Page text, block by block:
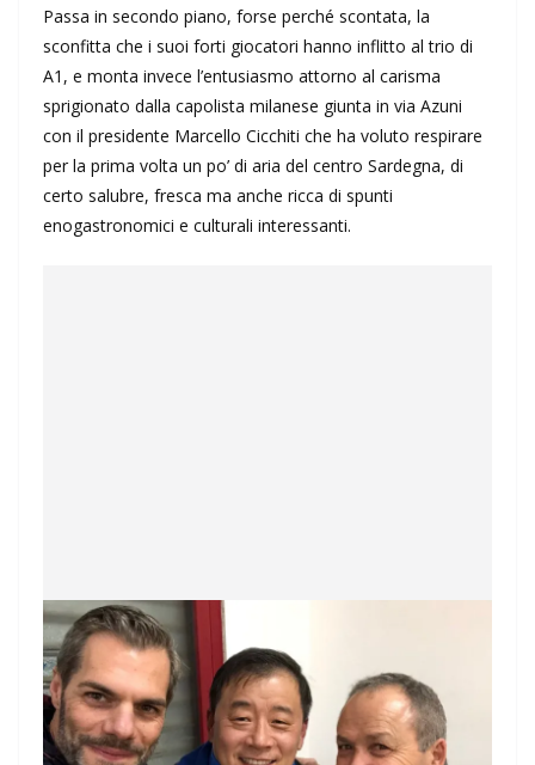
Passa in secondo piano, forse perché scontata, la
sconfitta che i suoi forti giocatori hanno inflitto al trio di
A1, e monta invece l’entusiasmo attorno al carisma
sprigionato dalla capolista milanese giunta in via Azuni
con il presidente Marcello Cicchiti che ha voluto respirare
per la prima volta un po’ di aria del centro Sardegna, di
certo salubre, fresca ma anche ricca di spunti
enogastronomici e culturali interessanti.